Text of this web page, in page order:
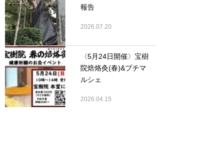
報告
2026.07.20
〈5月24日開催〉宝樹
院焙烙灸(春)&プチマ
ルシェ
2026.04.15